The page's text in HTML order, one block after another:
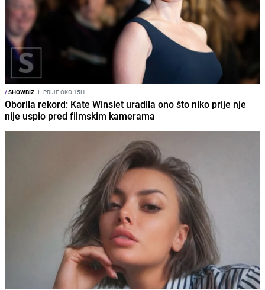
/SHOWBIZ I PRIJE OKO 15H
Oborila rekord: Kate Winslet uradila ono što niko prije nje
nije uspio pred filmskim kamerama